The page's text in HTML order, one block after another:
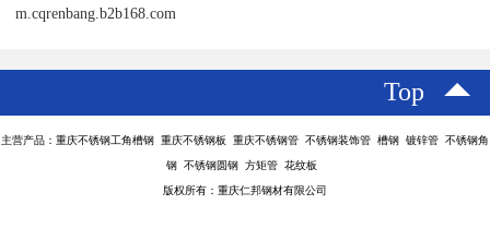
m.cqrenbang.b2b168.com
Top
主营产品：重庆不锈钢工角槽钢 重庆不锈钢板 重庆不锈钢管 不锈钢装饰管 槽钢 镀锌管 不锈钢角
钢 不锈钢圆钢 方矩管 花纹板
版权所有：重庆仁邦钢材有限公司